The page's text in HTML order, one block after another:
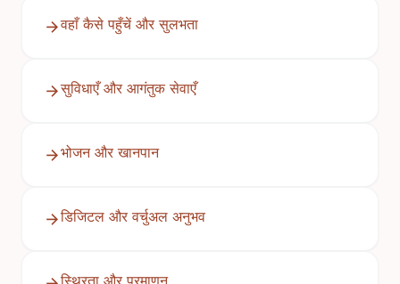
वहाँ कैसे पहुँचें और सुलभता
सुविधाएँ और आगंतुक सेवाएँ
भोजन और खानपान
डिजिटल और वर्चुअल अनुभव
स्थिरता और प्रमाणन